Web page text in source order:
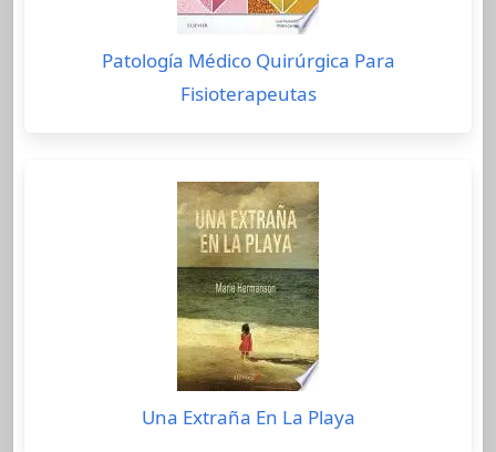
Patología Médico Quirúrgica Para
Fisioterapeutas
Una Extraña En La Playa